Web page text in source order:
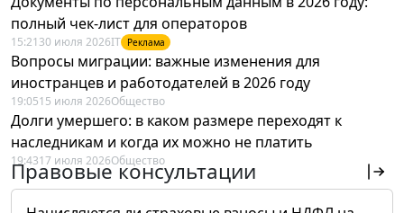
полный чек-лист для операторов
15:21 30 июля 2026IT Реклама
Вопросы миграции: важные изменения для
иностранцев и работодателей в 2026 году
19:0515 июля 2026Общество
Долги умершего: в каком размере переходят к
наследникам и когда их можно не платить
19:4317 июля 2026Общество
Правовые консультации